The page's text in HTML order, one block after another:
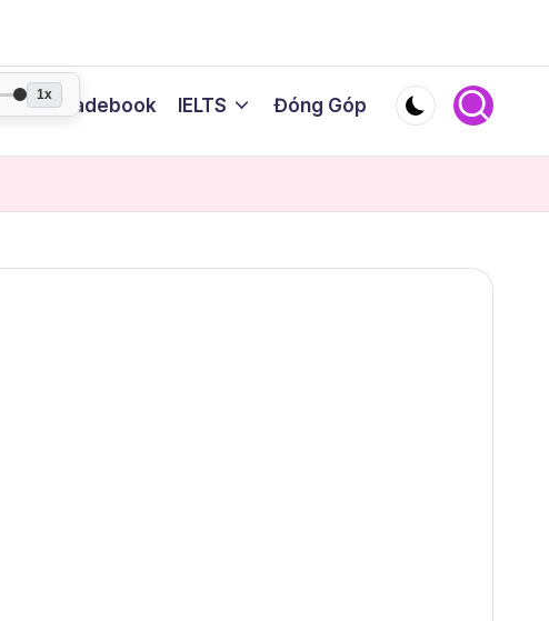
My Gradebook IELTS Đóng Góp
1x